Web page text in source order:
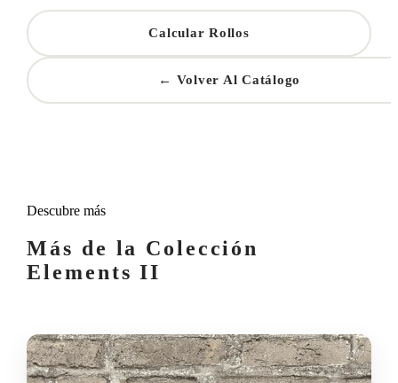
Calcular Rollos
← Volver Al Catálogo
Descubre más
Más de la Colección
Elements II